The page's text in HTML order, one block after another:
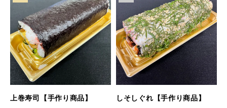
上巻寿司【手作り商品】
しそしぐれ【手作り商品】